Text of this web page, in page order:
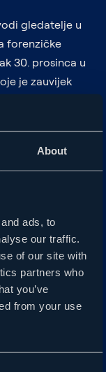
About
ads, to
our traffic.
of our site with
partners who
you’ve
from your use
gledatelje u
forenzičke
30. prosinca u
je zauvijek
gdje je Alec
došao do
je
na temelju
zločina,
praksa.
otkriće ubrzo
koja su